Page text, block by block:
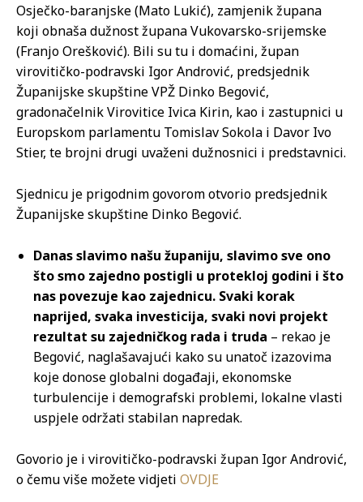
Osječko-baranjske (Mato Lukić), zamjenik župana
koji obnaša dužnost župana Vukovarsko-srijemske
(Franjo Orešković). Bili su tu i domaćini, župan
virovitičko-podravski Igor Andrović, predsjednik
Županijske skupštine VPŽ Dinko Begović,
gradonačelnik Virovitice Ivica Kirin, kao i zastupnici u
Europskom parlamentu Tomislav Sokola i Davor Ivo
Stier, te brojni drugi uvaženi dužnosnici i predstavnici.
Sjednicu je prigodnim govorom otvorio predsjednik
Županijske skupštine Dinko Begović.
Danas slavimo našu županiju, slavimo sve ono
što smo zajedno postigli u protekloj godini i što
nas povezuje kao zajednicu. Svaki korak
naprijed, svaka investicija, svaki novi projekt
rezultat su zajedničkog rada i truda – rekao je
Begović, naglašavajući kako su unatoč izazovima
koje donose globalni događaji, ekonomske
turbulencije i demografski problemi, lokalne vlasti
uspjele održati stabilan napredak.
Govorio je i virovitičko-podravski župan Igor Andrović,
o čemu više možete vidjeti OVDJE